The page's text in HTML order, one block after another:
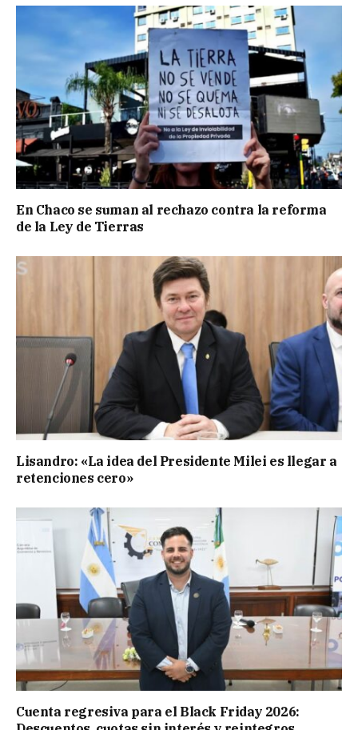
En Chaco se suman al rechazo contra la reforma
de la Ley de Tierras
Lisandro: «La idea del Presidente Milei es llegar a
retenciones cero»
Cuenta regresiva para el Black Friday 2026: